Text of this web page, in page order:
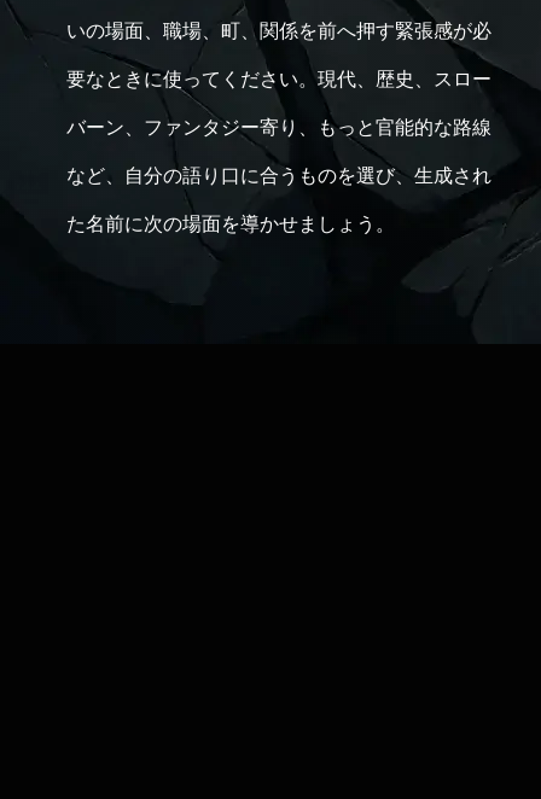
いの場面、職場、町、関係を前へ押す緊張感が必
要なときに使ってください。現代、歴史、スロー
バーン、ファンタジー寄り、もっと官能的な路線
など、自分の語り口に合うものを選び、生成され
た名前に次の場面を導かせましょう。